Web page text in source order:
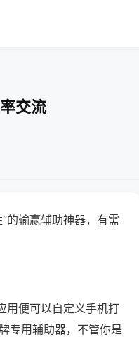
交流
的输赢辅助神器，有需
用便可以自定义手机打
专用辅助器，不管你是